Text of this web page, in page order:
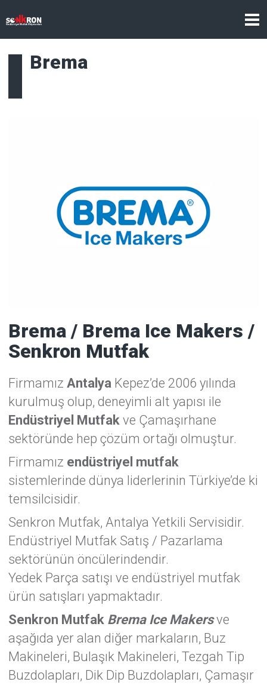
Brema
Brema / Brema Ice Makers /
Senkron Mutfak
Firmamız Antalya Kepez’de 2006 yılında
kurulmuş olup, deneyimli alt yapısı ile
Endüstriyel Mutfak ve Çamaşırhane
sektöründe hep çözüm ortağı olmuştur.
Firmamız endüstriyel mutfak
sistemlerinde dünya liderlerinin Türkiye’de ki
temsilcisidir.
Senkron Mutfak, Antalya Yetkili Servisidir.
Endüstriyel Mutfak Satış / Pazarlama
sektörünün öncülerindendir.
Yedek Parça satışı ve endüstriyel mutfak
ürün satışları yapmaktadır.
Senkron Mutfak Brema Ice Makersve
aşağıda yer alan diğer markaların, Buz
Makineleri, Bulaşık Makineleri, Tezgah Tip
Buzdolapları, Dik Dip Buzdolapları, Çamaşır